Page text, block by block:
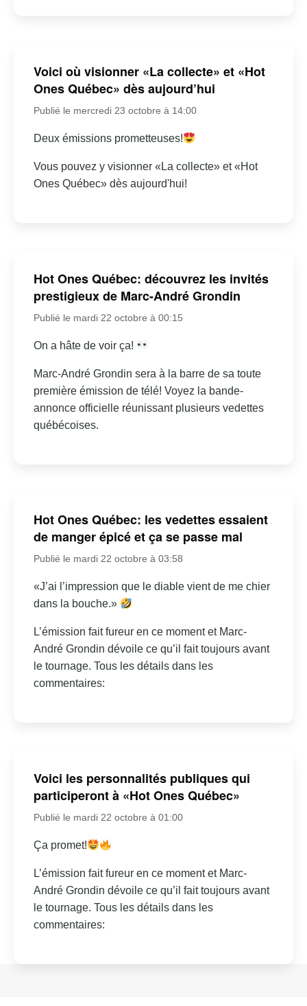
Voici où visionner «La collecte» et «Hot
Ones Québec» dès aujourd’hui
Publié le mercredi 23 octobre à 14:00
Deux émissions prometteuses!
Vous pouvez y visionner «La collecte» et «Hot
Ones Québec» dès aujourd'hui!
Hot Ones Québec: découvrez les invités
prestigieux de Marc-André Grondin
Publié le mardi 22 octobre à 00:15
On a hâte de voir ça!
Marc-André Grondin sera à la barre de sa toute
première émission de télé! Voyez la bande-
annonce officielle réunissant plusieurs vedettes
québécoises.
Hot Ones Québec: les vedettes essaient
de manger épicé et ça se passe mal
Publié le mardi 22 octobre à 03:58
«J’ai l’impression que le diable vient de me chier
dans la bouche.»
L’émission fait fureur en ce moment et Marc-
André Grondin dévoile ce qu’il fait toujours avant
le tournage. Tous les détails dans les
commentaires:
Voici les personnalités publiques qui
participeront à «Hot Ones Québec»
Publié le mardi 22 octobre à 01:00
Ça promet!
L’émission fait fureur en ce moment et Marc-
André Grondin dévoile ce qu’il fait toujours avant
le tournage. Tous les détails dans les
commentaires: